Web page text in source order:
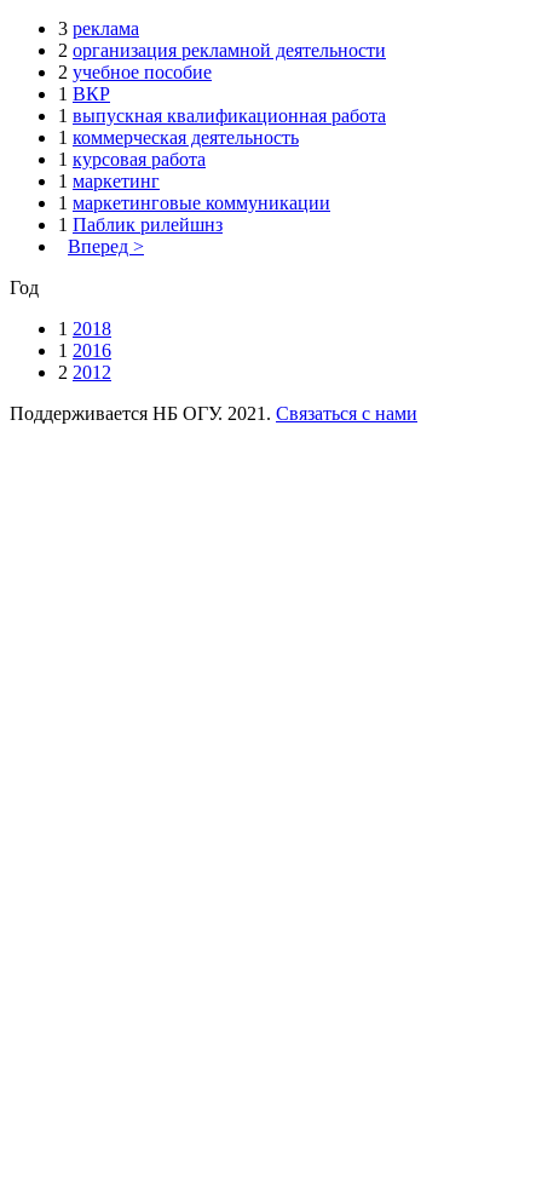
3 реклама
2 организация рекламной деятельности
2 учебное пособие
1 ВКР
1 выпускная квалификационная работа
1 коммерческая деятельность
1 курсовая работа
1 маркетинг
1 маркетинговые коммуникации
1 Паблик рилейшнз
Вперед >
Год
1 2018
1 2016
2 2012
Поддерживается НБ ОГУ. 2021. Связаться с нами